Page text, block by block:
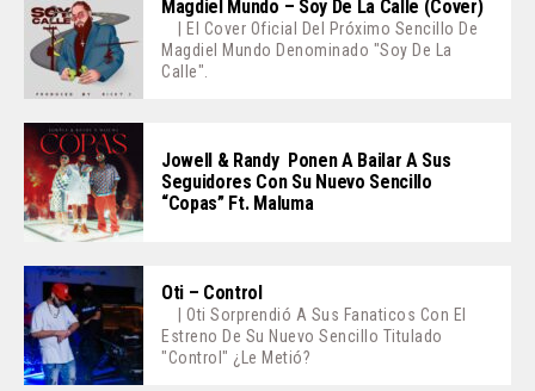
Magdiel Mundo – Soy De La Calle (Cover)
| El Cover Oficial Del Próximo Sencillo De
Magdiel Mundo Denominado "Soy De La
Calle".
Jowell & Randy Ponen A Bailar A Sus
Seguidores Con Su Nuevo Sencillo
“Copas” Ft. Maluma
Oti – Control
| Oti Sorprendió A Sus Fanaticos Con El
Estreno De Su Nuevo Sencillo Titulado
"Control" ¿Le Metió?